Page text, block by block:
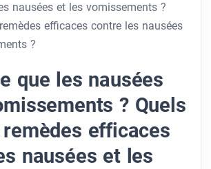
nausées et les vomissements ?
efficaces contre les nausées
?
que les nausées
? Quels
efficaces
nausées et les